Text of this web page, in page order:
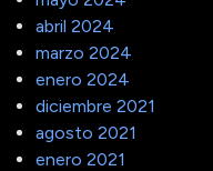
abril 2024
marzo 2024
enero 2024
diciembre 2021
agosto 2021
enero 2021